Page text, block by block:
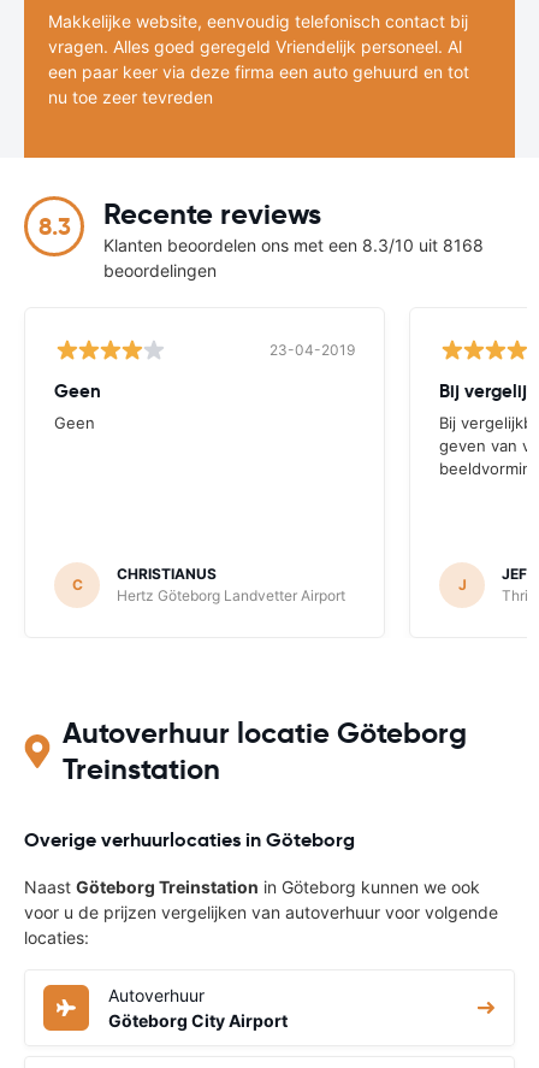
Makkelijke website, eenvoudig telefonisch contact bij
vragen. Alles goed geregeld Vriendelijk personeel. Al
een paar keer via deze firma een auto gehuurd en tot
nu toe zeer tevreden
8.3 Recente reviews
Klanten beoordelen ons met een 8.3/10 uit 8168
beoordelingen
23-04-2019
Geen
Geen
C
CHRISTIANUS
Hertz Göteborg Landvetter Airport
Bij
geven van
J
Autoverhuur locatie Göteborg
Treinstation
Overige verhuurlocaties in Göteborg
Naast Göteborg Treinstation in Göteborg kunnen we ook
voor u de prijzen vergelijken van autoverhuur voor volgende
locaties:
Autoverhuur
Göteborg City Airport